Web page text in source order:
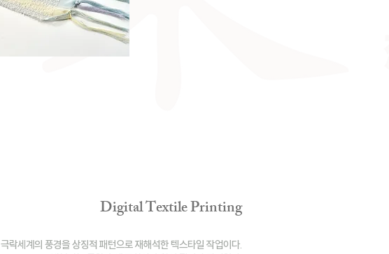
Digital Textile Printing
극락세계의 풍경을 상징적 패턴으로 재해석한 텍스타일 작업이다.